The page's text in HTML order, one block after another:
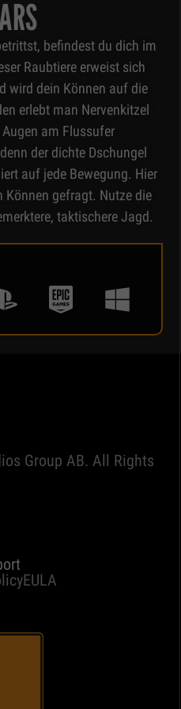
befindest du dich im
Raubtiere erweist sich
wird dein Können auf die
erlebt man Nervenkitzel
am Flussufer
der dichte Dschungel
auf jede Bewegung. Hier
Können gefragt. Nutze die
taktischere Jagd.
Group AB. All Rights
EULA